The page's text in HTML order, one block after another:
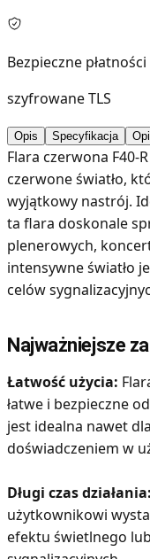
Bezpieczne płatności
szyfrowane TLS
Opis Specyfikacja
Flara czerwona F40-
czerwone światło,
wyjątkowy nastrój.
ta flara doskonale
plenerowych,
intensywne światło
celów
Najważniejsze
Łatwość użycia:
łatwe i bezpieczne
jest idealna nawet
doświadczeniem w
Długi czas działania:
użytkownikowi
efektu świetlnego